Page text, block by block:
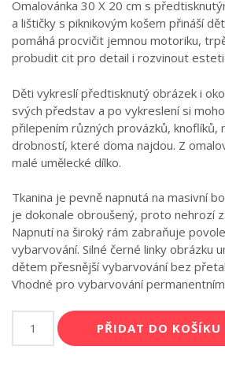
Omalovánka 30 X 20 cm s
a lištičky s piknikovým košem přináší
pomáhá procvičit jemnou motoriku,
probudit cit pro detail i rozvinout
Děti vykreslí předtisknutý obrázek i
svých představ a po vykreslení si
přilepením různých provázků, knoflíků,
drobností, které doma najdou. Z
malé umělecké dílko.
Tkanina je pevně napnutá na masivní
je dokonale obroušený, proto nehrozí
Napnutí na široký rám zabraňuje
vybarvování. Silné černé linky obrázku
dětem přesnější vybarvování bez
Vhodné pro vybarvování
omalovánka
PŘIDAT DO KOŠÍKU